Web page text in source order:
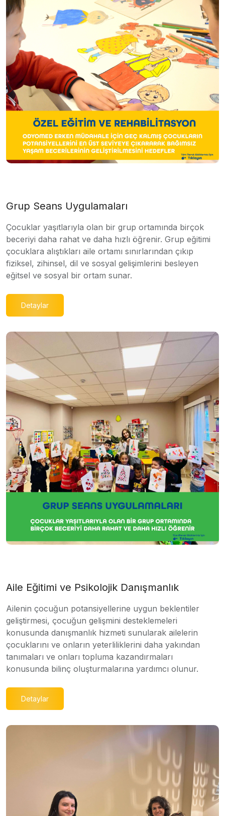
Grup Seans Uygulamaları
Çocuklar yaşıtlarıyla olan bir grup ortamında birçok
beceriyi daha rahat ve daha hızlı öğrenir. Grup eğitimi
çocuklara alıştıkları aile ortamı sınırlarından çıkıp
fiziksel, zihinsel, dil ve sosyal gelişimlerini besleyen
eğitsel ve sosyal bir ortam sunar.
Detaylar
Aile Eğitimi ve Psikolojik Danışmanlık
Ailenin çocuğun potansiyellerine uygun beklentiler
geliştirmesi, çocuğun gelişmini desteklemeleri
konusunda danışmanlık hizmeti sunularak ailelerin
çocuklarını ve onların yeterliliklerini daha yakından
tanımaları ve onları topluma kazandırmaları
konusunda bilinç oluşturmalarına yardımcı olunur.
Detaylar